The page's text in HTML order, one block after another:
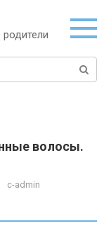
волосы.
c-admin